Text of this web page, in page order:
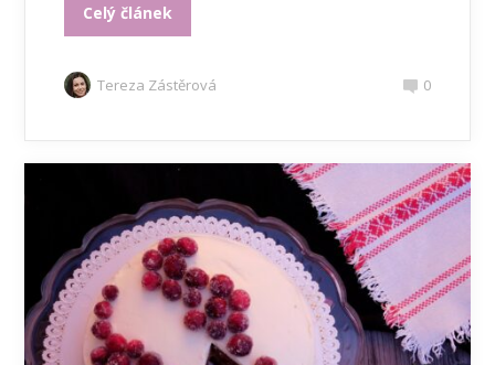
Celý článek
Tereza Zástěrová 0